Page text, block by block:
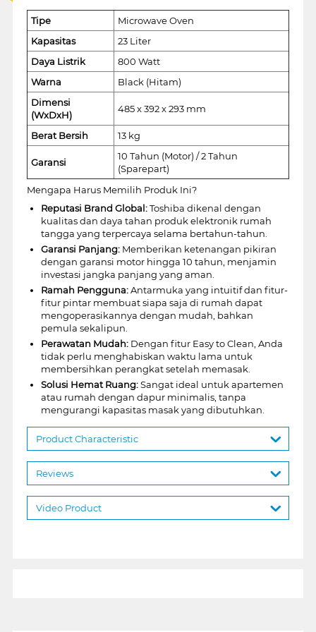
Tipe
Microwave Oven
Kapasitas
23 Liter
Daya Listrik
800 Watt
Warna
Black (Hitam)
Dimensi
(WxDxH)
485 x 392 x 293 mm
Berat Bersih 13 kg
Garansi
10 Tahun (Motor) / 2 Tahun
(Sparepart)
Mengapa Harus Memilih Produk Ini?
Reputasi Brand Global:Toshiba dikenal dengan
kualitas dan daya tahan produk elektronik rumah
tangga yang terpercaya selama bertahun-tahun.
Garansi Panjang:Memberikan ketenangan pikiran
dengan garansi motor hingga 10 tahun, menjamin
investasi jangka panjang yang aman.
Ramah Pengguna:Antarmuka yang intuitif dan fitur-
fitur pintar membuat siapa saja di rumah dapat
mengoperasikannya dengan mudah, bahkan
pemula sekalipun.
Perawatan Mudah:Dengan fitur Easy to Clean, Anda
tidak perlu menghabiskan waktu lama untuk
membersihkan perangkat setelah memasak.
Solusi Hemat Ruang:Sangat ideal untuk apartemen
atau rumah dengan dapur minimalis, tanpa
mengurangi kapasitas masak yang dibutuhkan.
Product Characteristic
Reviews
Video Product